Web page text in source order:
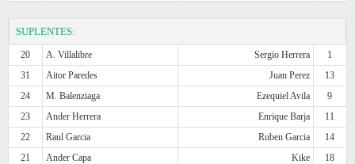
SUPLENTES:
20 A. Villalibre Sergio Herrera
1
31
Aitor Paredes Juan Perez
13
24
M. Balenziaga Ezequiel Avila
9
23
Ander Herrera Enrique Barja
11
22
Raul Garcia Ruben Garcia
14
21
Ander Capa Kike
18